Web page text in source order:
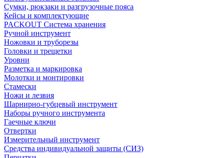
Сумки, рюкзаки и разгрузочные пояса
Кейсы и комплектующие
PACKOUT Система хранения
Ручной инструмент
Ножовки и труборезы
Головки и трещетки
Уровни
Разметка и маркировка
Молотки и монтировки
Стамески
Ножи и лезвия
Шарнирно-губцевый инструмент
Наборы ручного инструмента
Гаечные ключи
Отвертки
Измерительный инструмент
Средства индивидуальной защиты (СИЗ)